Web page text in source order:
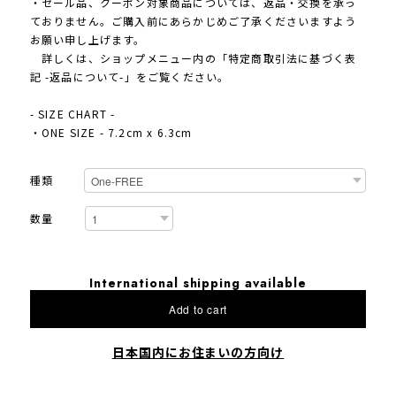
ておりません。ご購入前にあらかじめご了承くださいますよう
お願い申し上げます。
詳しくは、ショップメニュー内の「特定商取引法に基づく表
記 -返品について-」をご覧ください。
- SIZE CHART -
・ONE SIZE - 7.2cm x 6.3cm
種類
数量
International shipping available
Add to cart
日本国内にお住まいの方向け